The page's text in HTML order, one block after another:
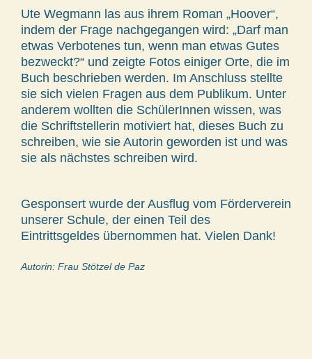
Ute Wegmann las aus ihrem Roman „Hoover“,
indem der Frage nachgegangen wird: „Darf man
etwas Verbotenes tun, wenn man etwas Gutes
bezweckt?“ und zeigte Fotos einiger Orte, die im
Buch beschrieben werden. Im Anschluss stellte
sie sich vielen Fragen aus dem Publikum. Unter
anderem wollten die SchülerInnen wissen, was
die Schriftstellerin motiviert hat, dieses Buch zu
schreiben, wie sie Autorin geworden ist und was
sie als nächstes schreiben wird.
Gesponsert wurde der Ausflug vom Förderverein
unserer Schule, der einen Teil des
Eintrittsgeldes übernommen hat. Vielen Dank!
Autorin: Frau Stötzel de Paz